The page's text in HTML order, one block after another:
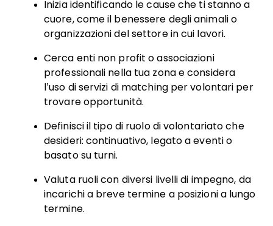
Inizia identificando le cause che ti stanno a
cuore, come il benessere degli animali o
organizzazioni del settore in cui lavori.
Cerca enti non profit o associazioni
professionali nella tua zona e considera
l’uso di servizi di matching per volontari per
trovare opportunità.
Definisci il tipo di ruolo di volontariato che
desideri: continuativo, legato a eventi o
basato su turni.
Valuta ruoli con diversi livelli di impegno, da
incarichi a breve termine a posizioni a lungo
termine.